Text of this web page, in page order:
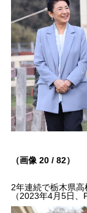
（画像 20 / 82）
2年連続で栃木県
（2023年4月5日、